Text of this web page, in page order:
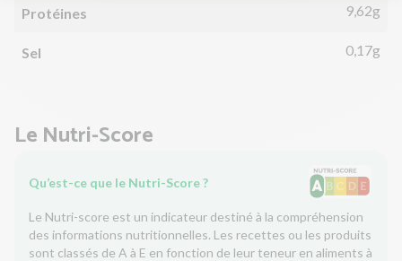
Protéines 9,62g
Sel 0,17g
Le Nutri-Score
Qu’est-ce que le Nutri-Score ?
Le Nutri-score est un indicateur destiné à la compréhension
des informations nutritionnelles. Les recettes ou les produits
sont classés de A à E en fonction de leur teneur en aliments à